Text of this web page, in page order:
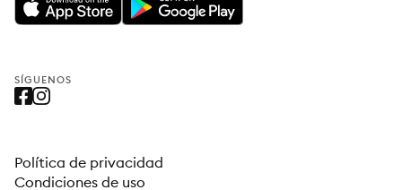
SÍGUENOS
Política de privacidad
Condiciones de uso